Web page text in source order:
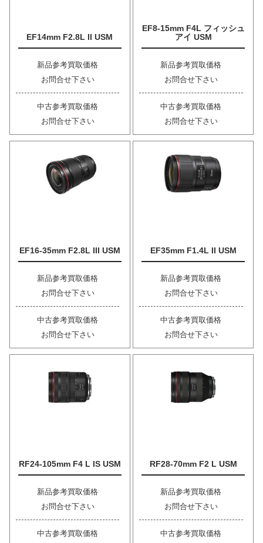
EF14mm F2.8L II USM
新品参考買取価格
お問合せ下さい
中古参考買取価格
お問合せ下さい
EF8-15mm F4L フィッシュ
アイ USM
新品参考買取価格
お問合せ下さい
中古参考買取価格
お問合せ下さい
EF16-35mm F2.8L III USM
新品参考買取価格
お問合せ下さい
中古参考買取価格
お問合せ下さい
EF35mm F1.4L II USM
新品参考買取価格
お問合せ下さい
中古参考買取価格
お問合せ下さい
RF24-105mm F4 L IS USM
新品参考買取価格
お問合せ下さい
中古参考買取価格
RF28-70mm F2 L USM
新品参考買取価格
お問合せ下さい
中古参考買取価格